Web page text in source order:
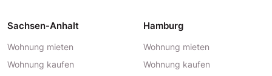
Sachsen-Anhalt
Wohnung mieten
Wohnung kaufen
Hamburg
Wohnung mieten
Wohnung kaufen